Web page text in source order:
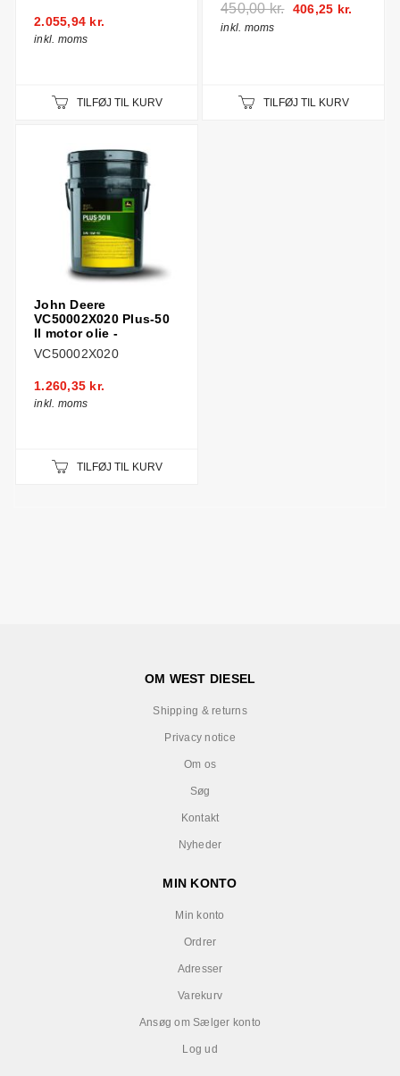
2.055,94 kr.
inkl. moms
TILFØJ TIL KURV
450,00 kr. 406,25 kr.
inkl. moms
TILFØJ TIL KURV
John Deere
VC50002X020 Plus-50
II motor olie -
VC50002X020
1.260,35 kr.
inkl. moms
TILFØJ TIL KURV
OM WEST DIESEL
Shipping & returns
Privacy notice
Om os
Søg
Kontakt
Nyheder
MIN KONTO
Min konto
Ordrer
Adresser
Varekurv
Ansøg om Sælger konto
Log ud